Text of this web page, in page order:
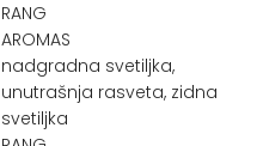
RANG
AROMAS
nadgradna svetiljka,
unutrašnja rasveta, zidna
svetiljka